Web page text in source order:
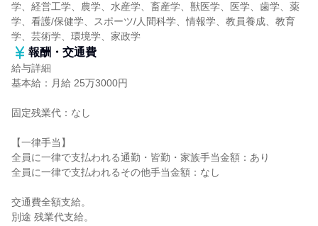
学、経営工学、農学、水産学、畜産学、獣医学、医学、歯学、薬
学、看護/保健学、スポーツ/人間科学、情報学、教員養成、教育
学、芸術学、環境学、家政学
報酬・交通費
給与詳細
基本給：月給 25万3000円
固定残業代：なし
【一律手当】
全員に一律で支払われる通勤・皆勤・家族手当金額：あり
全員に一律で支払われるその他手当金額：なし
交通費全額支給。
別途 残業代支給。